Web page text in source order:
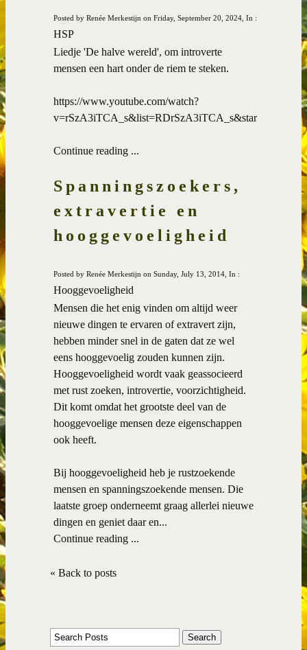
Posted by Renée Merkestijn on Friday, September 20, 2024, In :
HSP
Liedje 'De halve wereld', om introverte
mensen een hart onder de riem te steken.
https://www.youtube.com/watch?
v=rSzA3iTCA_s&list=RDrSzA3iTCA_s&start_radio=1
Continue reading ...
Spanningszoekers,
extravertie en
hooggevoeligheid
Posted by Renée Merkestijn on Sunday, July 13, 2014, In :
Hooggevoeligheid
Mensen die het enig vinden om altijd weer
nieuwe dingen te ervaren of extravert zijn,
hebben minder snel in de gaten dat ze wel
eens hooggevoelig zouden kunnen zijn.
Hooggevoeligheid wordt vaak geassocieerd
met rust zoeken, introvertie, voorzichtigheid.
Dit komt omdat het grootste deel van de
hooggevoelige mensen deze eigenschappen
ook heeft.
Bij hooggevoeligheid heb je rustzoekende
mensen en spanningszoekende mensen. Die
laatste groep onderneemt graag allerlei nieuwe
dingen en geniet daar en...
Continue reading ...
« Back to posts